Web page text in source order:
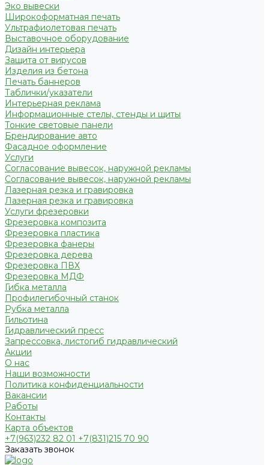
Эко вывески
Широкоформатная печать
Ультрафиолетовая печать
Выставочное оборудование
Дизайн интерьера
Защита от вирусов
Изделия из бетона
Печать баннеров
Таблички/указатели
Интерьерная реклама
Информационные стелы, стенды и щиты
Тонкие световые панели
Брендирование авто
Фасадное оформление
Услуги
Согласование вывесок, наружной рекламы
Согласование вывесок, наружной рекламы
Лазерная резка и гравировка
Лазерная резка и гравировка
Услуги фрезеровки
Фрезеровка композита
Фрезеровка пластика
Фрезеровка фанеры
Фрезеровка дерева
Фрезеровка ПВХ
Фрезеровка МДФ
Гибка металла
Профилегибочный станок
Рубка металла
Гильотина
Гидравлический пресс
Запрессовка, листогиб гидравлический
Акции
О нас
Наши возможности
Политика конфиденциальности
Вакансии
Работы
Контакты
Карта объектов
+7(963)232 82 01 +7(831)215 70 90
Заказать звонок